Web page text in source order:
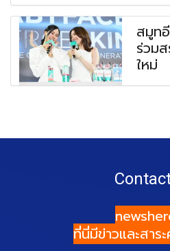
สมูท
ร่วม
ใหม่
ที่นี่มีข่าวและสาร